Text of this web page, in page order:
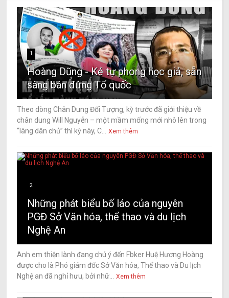
1
Hoàng Dũng - Kẻ tự phong học giả, sẵn
sàng bán đứng Tổ quốc
Theo dòng Chân Dung Đối Tượng, kỳ trước đã giới thiệu về
chân dung Will Nguyễn – một mầm mống mới nhô lên trong
“làng dân chủ” thì kỳ này, C...
Xem thêm
2
Những phát biểu bố láo của nguyên
PGĐ Sở Văn hóa, thể thao và du lịch
Nghệ An
Anh em thiện lành đang chú ý đến Fbker Huệ Hương Hoàng
được cho là Phó giám đốc Sở Văn hóa, Thể thao và Du lịch
Nghệ an đã nghỉ hưu, bởi nhữ...
Xem thêm